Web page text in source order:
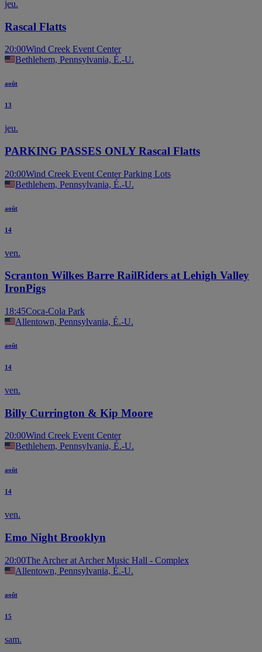
jeu.
Rascal Flatts
20:00Wind Creek Event Center
Bethlehem, Pennsylvania, É.-U.
août
13
jeu.
PARKING PASSES ONLY Rascal Flatts
20:00Wind Creek Event Center Parking Lots
Bethlehem, Pennsylvania, É.-U.
août
14
ven.
Scranton Wilkes Barre RailRiders at Lehigh Valley
IronPigs
18:45Coca-Cola Park
Allentown, Pennsylvania, É.-U.
août
14
ven.
Billy Currington & Kip Moore
20:00Wind Creek Event Center
Bethlehem, Pennsylvania, É.-U.
août
14
ven.
Emo Night Brooklyn
20:00The Archer at Archer Music Hall - Complex
Allentown, Pennsylvania, É.-U.
août
15
sam.